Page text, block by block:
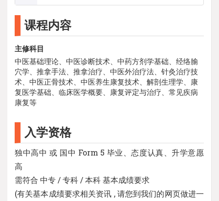
课程内容
主修科目
中医基础理论、中医诊断技术、中药方剂学基础、经络腧
穴学、推拿手法、推拿治疗、中医外治疗法、针灸治疗技
术、中医正骨技术、中医养生康复技术、解剖生理学、康
复医学基础、临床医学概要、康复评定与治疗、常见疾病
康复等
入学资格
独中高中 或 国中 Form 5 毕业、态度认真、升学意愿
高
需符合 中专 / 专科 / 本科 基本成绩要求
(有关基本成绩要求相关资讯 , 请您到我们的网页做进一